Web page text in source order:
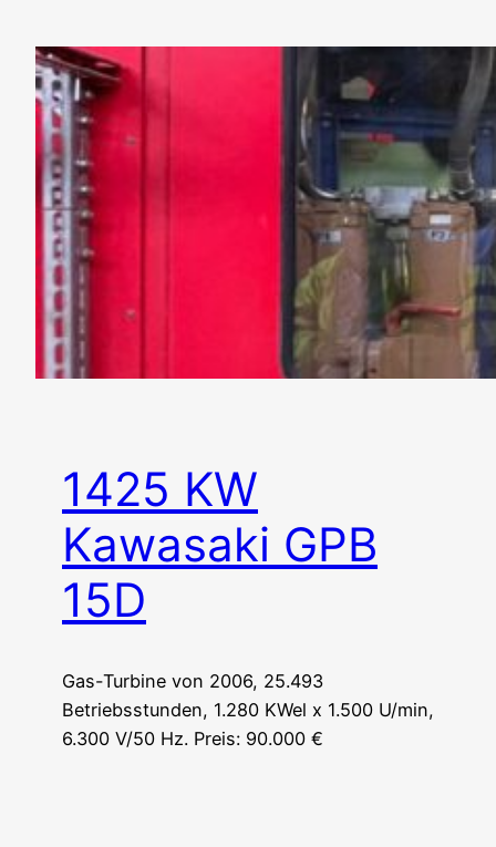
1425 KW
Kawasaki GPB
15D
Gas-Turbine von 2006, 25.493
Betriebsstunden, 1.280 KWel x 1.500 U/min,
6.300 V/50 Hz. Preis: 90.000 €